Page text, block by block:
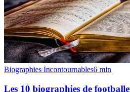
Biographies Incontournables6 min
Les 10 biographies de